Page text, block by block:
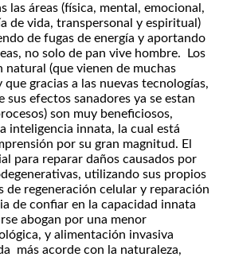
las áreas (física, mental, emocional,
de vida, transpersonal y espiritual)
de fugas de energía y aportando
no solo de pan vive hombre. Los
natural (que vienen de muchas
gracias a las nuevas tecnologías,
efectos sanadores ya se estan
son muy beneficiosos,
inteligencia innata, la cual está
por su gran magnitud. El
para reparar daños causados por
utilizando sus propios
de regeneración celular y reparación
de confiar en la capacidad innata
abogan por una menor
y alimentación invasiva
más acorde con la naturaleza,